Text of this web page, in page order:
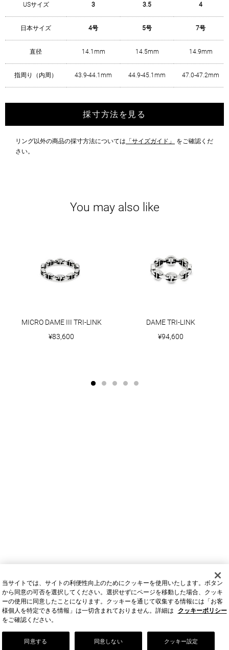
USサイズ 3 3.5 4
日本サイズ 4号 5号 7号
直径 14.1mm 14.5mm 14.9mm
指周り（内周） 43.9-44.1mm 44.9-45.1mm 47.0-47.2mm
採寸方法を見る
リング以外の商品の採寸方法については 「サイズガイド」
をご確認くだ
さい。
You may also like
MICRO DAME III TRI-LINK
¥83,600
DAME TRI-LINK
¥94,600
Our Story
当サイトでは、サイトの利便性向上のためにクッキーを使用いたします。ボタン
から同意の可否を選択してください。選択せずにページを移動した場合、クッキ
ーの使用に同意したことになります。クッキーを通じて収集する情報には「お客
様個人を特定できる情報」は一切含まれておりません。詳細は
クッキーポリシー
をご確認ください。
クッキー設定
同意しない
同意する